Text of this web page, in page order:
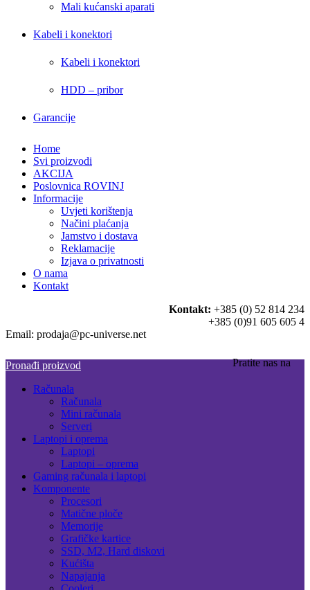
Mali kućanski aparati
Kabeli i konektori
Kabeli i konektori
HDD – pribor
Garancije
Home
Svi proizvodi
AKCIJA
Poslovnica ROVINJ
Informacije
Uvjeti korištenja
Načini plaćanja
Jamstvo i dostava
Reklamacije
Izjava o privatnosti
O nama
Kontakt
Kontakt: +385 (0) 52 814 234
+385 (0)91 605 605 4
Email: prodaja@pc-universe.net
Pratite nas na
Pronađi proizvod
Računala
Računala
Mini računala
Serveri
Laptopi i oprema
Laptopi
Laptopi – oprema
Gaming računala i laptopi
Komponente
Procesori
Matične ploče
Memorije
Grafičke kartice
SSD, M2, Hard diskovi
Kućišta
Napajanja